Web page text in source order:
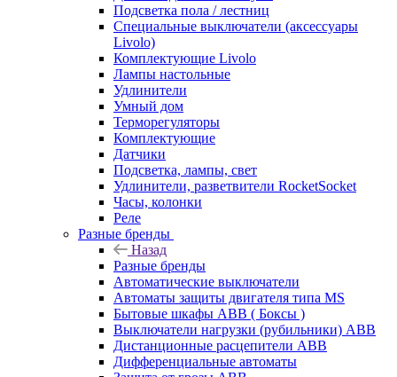
Подсветка пола / лестниц
Специальные выключатели (аксессуары
Livolo)
Комплектующие Livolo
Лампы настольные
Удлинители
Умный дом
Терморегуляторы
Комплектующие
Датчики
Подсветка, лампы, свет
Удлинители, разветвители RocketSocket
Часы, колонки
Реле
Разные бренды
Назад
Разные бренды
Автоматические выключатели
Автоматы защиты двигателя типа MS
Бытовые шкафы ABB ( Боксы )
Выключатели нагрузки (рубильники) ABB
Дистанционные расцепители ABB
Дифференциальные автоматы